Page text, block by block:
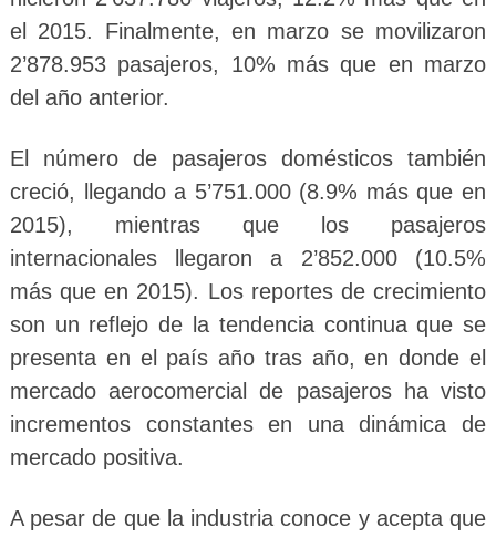
el 2015. Finalmente, en marzo se movilizaron
2’878.953 pasajeros, 10% más que en marzo
del año anterior.
El número de pasajeros domésticos también
creció, llegando a 5’751.000 (8.9% más que en
2015), mientras que los pasajeros
internacionales llegaron a 2’852.000 (10.5%
más que en 2015). Los reportes de crecimiento
son un reflejo de la tendencia continua que se
presenta en el país año tras año, en donde el
mercado aerocomercial de pasajeros ha visto
incrementos constantes en una dinámica de
mercado positiva.
A pesar de que la industria conoce y acepta que